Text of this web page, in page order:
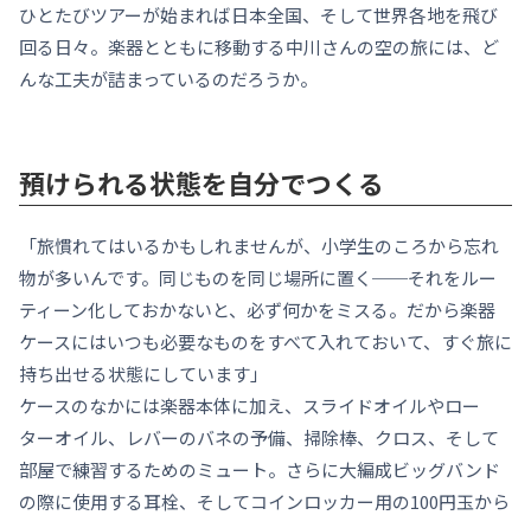
ひとたびツアーが始まれば日本全国、そして世界各地を飛び
回る日々。楽器とともに移動する中川さんの空の旅には、ど
んな工夫が詰まっているのだろうか。
預けられる状態を自分でつくる
「旅慣れてはいるかもしれませんが、小学生のころから忘れ
物が多いんです。同じものを同じ場所に置く──それをルー
ティーン化しておかないと、必ず何かをミスる。だから楽器
ケースにはいつも必要なものをすべて入れておいて、すぐ旅に
持ち出せる状態にしています」
ケースのなかには楽器本体に加え、スライドオイルやロー
ターオイル、レバーのバネの予備、掃除棒、クロス、そして
部屋で練習するためのミュート。さらに大編成ビッグバンド
の際に使用する耳栓、そしてコインロッカー用の100円玉から